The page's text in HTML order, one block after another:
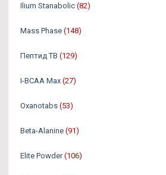
Ilium Stanabolic (82)
Mass Phase (148)
Пептид TB (129)
I-BCAA Max (27)
Oxanotabs (53)
Beta-Alanine (91)
Elite Powder (106)